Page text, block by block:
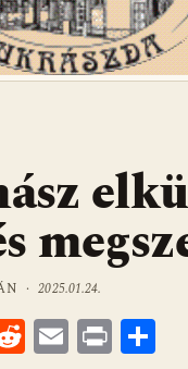
·2025.01.24.
R E Pr